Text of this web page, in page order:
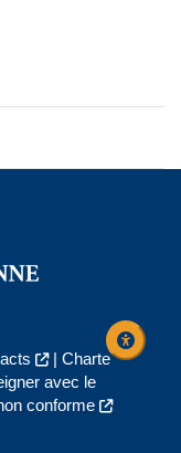
| Charte
avec le
conforme